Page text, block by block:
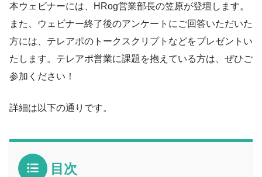
本ウェビナーには、HRog営業部長の笠原が登壇します。
また、ウェビナー終了後のアンケートにご回答いただいた
方には、テレアポのトークスクリプトなどをプレゼントい
たします。テレアポ営業に課題を抱えている方は、ぜひご
参加ください！
詳細は以下の通りです。
目次